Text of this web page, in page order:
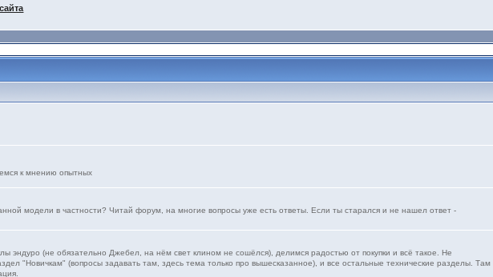
к мнению опытных
модели в частности? Читай форум, на многие вопросы уже есть ответы. Если ты старался и не нашел ответ -
эндуро (не обязательно Джебел, на нём свет клином не сошёлся), делимся радостью от покупки и всё такое. Не
"Новичкам" (вопросы задавать там, здесь тема только про вышесказанное), и все остальные технические разделы. Там